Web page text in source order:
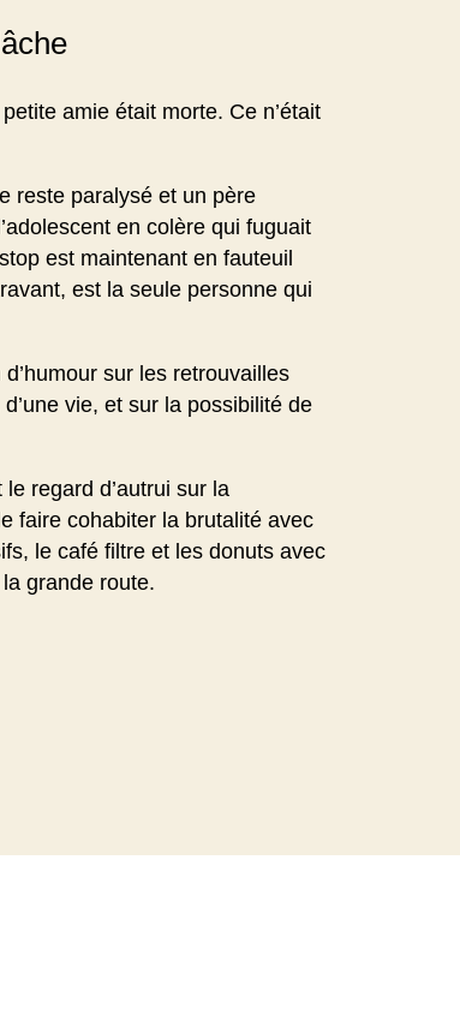
amie était morte. Ce n’était
reste paralysé et un père
en colère qui fuguait
est maintenant en fauteuil
est la seule personne qui
sur les retrouvailles
vie, et sur la possibilité de
regard d’autrui sur la
faire cohabiter la brutalité avec
le café filtre et les donuts avec
grande route.